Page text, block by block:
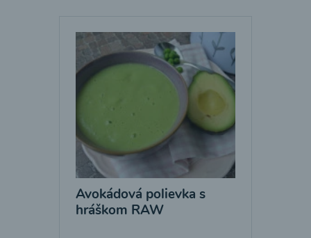
Avokádová polievka s
hráškom RAW